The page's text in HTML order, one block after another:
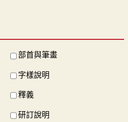
部首與筆畫
字樣說明
釋義
研訂說明